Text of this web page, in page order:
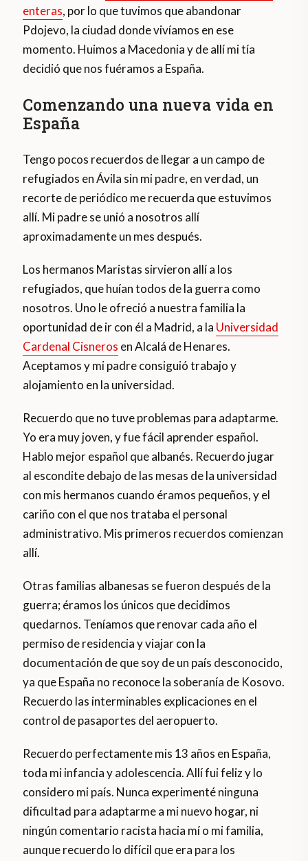
enteras, por lo que tuvimos que abandonar
Pdojevo, la ciudad donde vivíamos en ese
momento. Huimos a Macedonia y de allí mi tía
decidió que nos fuéramos a España.
Comenzando una nueva vida en
España
Tengo pocos recuerdos de llegar a un campo de
refugiados en Ávila sin mi padre, en verdad, un
recorte de periódico me recuerda que estuvimos
allí. Mi padre se unió a nosotros allí
aproximadamente un mes después.
Los hermanos Maristas sirvieron allí a los
refugiados, que huían todos de la guerra como
nosotros. Uno le ofreció a nuestra familia la
oportunidad de ir con él a Madrid, a la Universidad
Cardenal Cisneros en Alcalá de Henares.
Aceptamos y mi padre consiguió trabajo y
alojamiento en la universidad.
Recuerdo que no tuve problemas para adaptarme.
Yo era muy joven, y fue fácil aprender español.
Hablo mejor español que albanés. Recuerdo jugar
al escondite debajo de las mesas de la universidad
con mis hermanos cuando éramos pequeños, y el
cariño con el que nos trataba el personal
administrativo. Mis primeros recuerdos comienzan
allí.
Otras familias albanesas se fueron después de la
guerra; éramos los únicos que decidimos
quedarnos. Teníamos que renovar cada año el
permiso de residencia y viajar con la
documentación de que soy de un país desconocido,
ya que España no reconoce la soberanía de Kosovo.
Recuerdo las interminables explicaciones en el
control de pasaportes del aeropuerto.
Recuerdo perfectamente mis 13 años en España,
toda mi infancia y adolescencia. Allí fui feliz y lo
considero mi país. Nunca experimenté ninguna
dificultad para adaptarme a mi nuevo hogar, ni
ningún comentario racista hacia mí o mi familia,
aunque recuerdo lo difícil que era para los